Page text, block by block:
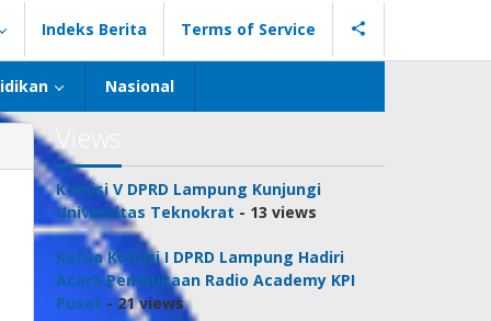
Indeks Berita Terms of Service
Nasional
Views
Komisi V DPRD Lampung Kunjungi
Universitas Teknokrat - 13 views
Ketua Komisi I DPRD Lampung Hadiri
Acara Pembukaan Radio Academy KPI
Pusat - 21 views